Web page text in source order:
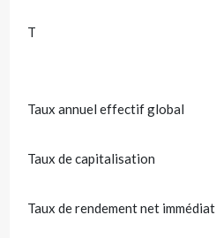
T
Taux annuel effectif global
Taux de capitalisation
Taux de rendement net immédiat